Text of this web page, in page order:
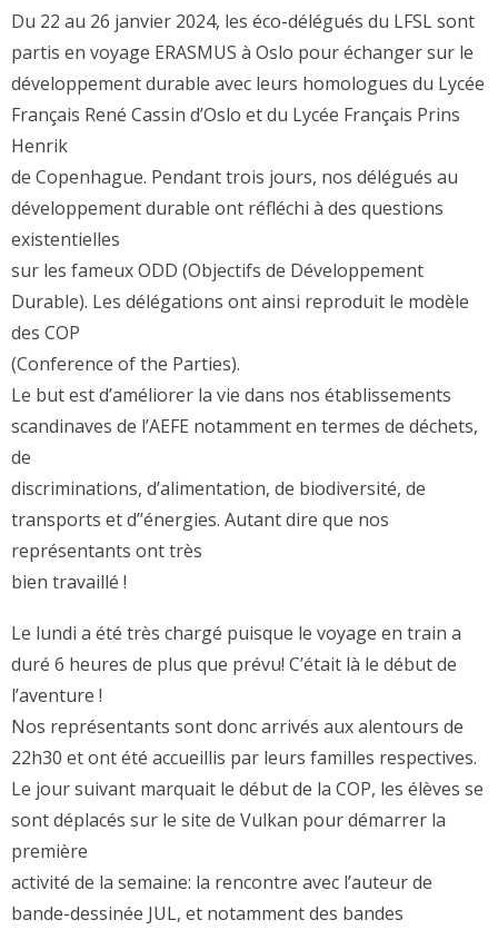
Du 22 au 26 janvier 2024, les éco-délégués du LFSL sont
partis en voyage ERASMUS à Oslo pour échanger sur le
développement durable avec leurs homologues du Lycée
Français René Cassin d’Oslo et du Lycée Français Prins
Henrik
de Copenhague. Pendant trois jours, nos délégués au
développement durable ont réfléchi à des questions
existentielles
sur les fameux ODD (Objectifs de Développement
Durable). Les délégations ont ainsi reproduit le modèle
des COP
(Conference of the Parties).
Le but est d’améliorer la vie dans nos établissements
scandinaves de l’AEFE notamment en termes de déchets,
de
discriminations, d’alimentation, de biodiversité, de
transports et d’’énergies. Autant dire que nos
représentants ont très
bien travaillé !
Le lundi a été très chargé puisque le voyage en train a
duré 6 heures de plus que prévu! C’était là le début de
l’aventure !
Nos représentants sont donc arrivés aux alentours de
22h30 et ont été accueillis par leurs familles respectives.
Le jour suivant marquait le début de la COP, les élèves se
sont déplacés sur le site de Vulkan pour démarrer la
première
activité de la semaine: la rencontre avec l’auteur de
bande-dessinée JUL, et notamment des bandes